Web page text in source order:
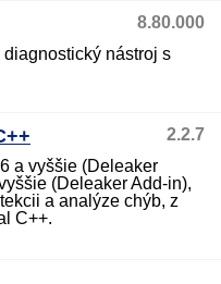
8.80.000
nástroj s
2.2.7
a vyššie (Deleaker
(Deleaker Add-in),
a analýze chýb, z
C++.